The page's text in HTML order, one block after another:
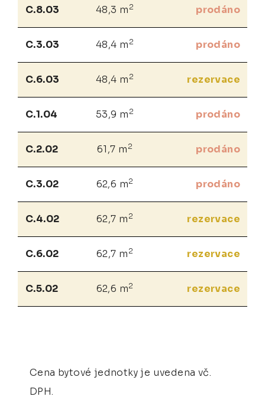
C.8.03 48,3 m 2 prodáno
C.3.03 48,4 m 2 prodáno
C.6.03 48,4 m 2 rezervace
C.1.04 53,9 m 2 prodáno
C.2.02 61,7 m 2 prodáno
C.3.02 62,6 m2 prodáno
C.4.02 62,7 m 2 rezervace
C.6.02 62,7 m 2 rezervace
C.5.02 62,6 m2 rezervace
Cena bytové jednotky je uvedena vč.
DPH.